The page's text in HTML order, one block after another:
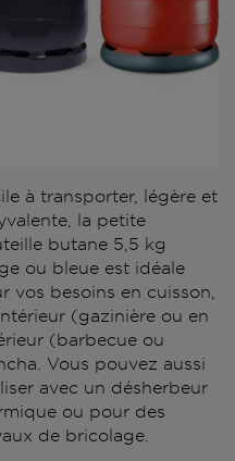
à transporter, légère et
la petite
butane 5,5 kg
ou bleue est idéale
vos besoins en cuisson,
(gazinière ou en
(barbecue ou
Vous pouvez aussi
avec un désherbeur
ou pour des
de bricolage.